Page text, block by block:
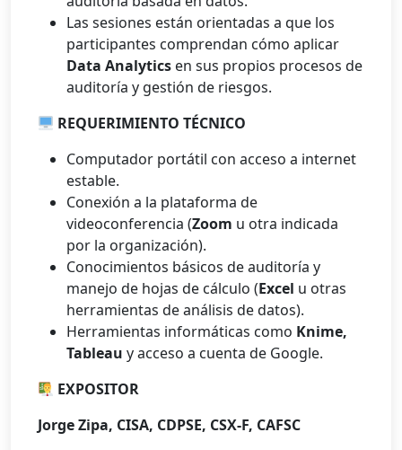
Las sesiones están orientadas a que los
participantes comprendan cómo aplicar
Data Analytics en sus propios procesos de
auditoría y gestión de riesgos.
REQUERIMIENTO TÉCNICO
Computador portátil con acceso a internet
estable.
Conexión a la plataforma de
videoconferencia (Zoom u otra indicada
por la organización).
Conocimientos básicos de auditoría y
manejo de hojas de cálculo (Excel u otras
herramientas de análisis de datos).
Herramientas informáticas como Knime,
Tableau y acceso a cuenta de Google.
EXPOSITOR
Jorge Zipa, CISA, CDPSE, CSX-F, CAFSC